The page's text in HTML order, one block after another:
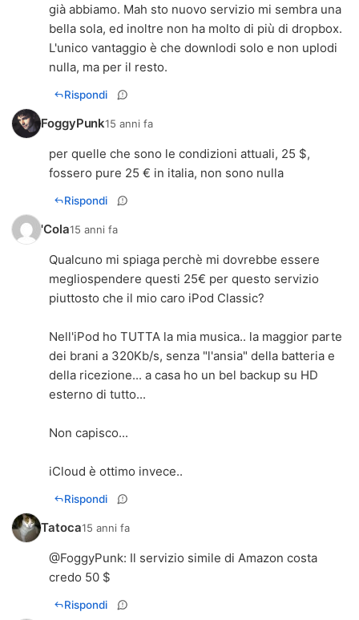
già abbiamo. Mah sto nuovo servizio mi sembra una
bella sola, ed inoltre non ha molto di più di dropbox.
L'unico vantaggio è che downlodi solo e non uplodi
nulla, ma per il resto.
Rispondi
FoggyPunk15 anni fa
per quelle che sono le condizioni attuali, 25 $,
fossero pure 25 € in italia, non sono nulla
Rispondi
'Cola15 anni fa
Qualcuno mi spiaga perchè mi dovrebbe essere
megliospendere questi 25€ per questo servizio
piuttosto che il mio caro iPod Classic?
Nell'iPod ho TUTTA la mia musica.. la maggior parte
dei brani a 320Kb/s, senza "l'ansia" della batteria e
della ricezione... a casa ho un bel backup su HD
esterno di tutto...
Non capisco...
iCloud è ottimo invece..
Rispondi
Tatoca15 anni fa
@FoggyPunk: Il servizio simile di Amazon costa
credo 50 $
Rispondi